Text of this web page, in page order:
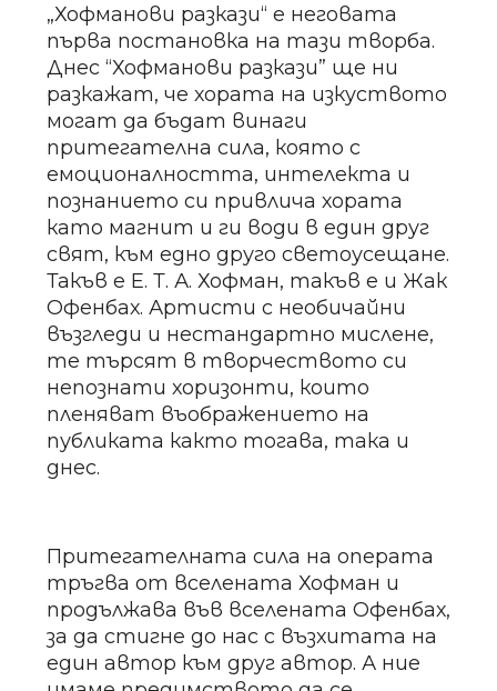
„Хофманови разкази“ е неговата
първа постановка на тази творба.
Днес “Хофманови разкази” ще ни
разкажат, че хората на изкуството
могат да бъдат винаги
притегателна сила, която с
емоционалността, интелекта и
познанието си привлича хората
като магнит и ги води в един друг
свят, към едно друго светоусещане.
Такъв е Е. Т. А. Хофман, такъв е и Жак
Офенбах. Артисти с необичайни
възгледи и нестандартно мислене,
те търсят в творчеството си
непознати хоризонти, които
пленяват въображението на
публиката както тогава, така и
днес.
Притегателната сила на операта
тръгва от вселената Хофман и
продължава във вселената Офенбах,
за да стигне до нас с възхитата на
един автор към друг автор. А ние